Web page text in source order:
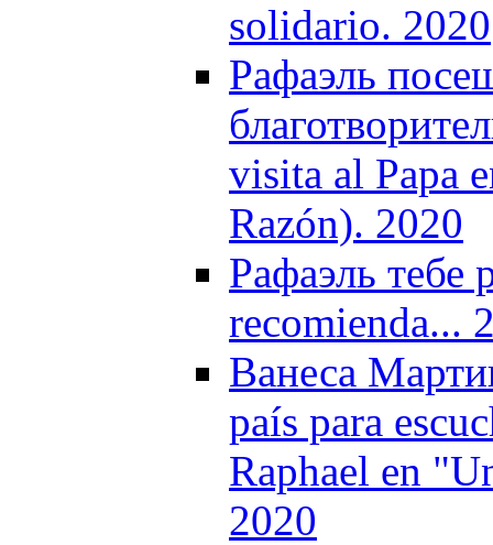
solidario. 2020
Рафаэль
visita al Papa
Razón). 2020
Рафаэль тебе
recomienda...
Ванеса
país para
Raphael en
2020